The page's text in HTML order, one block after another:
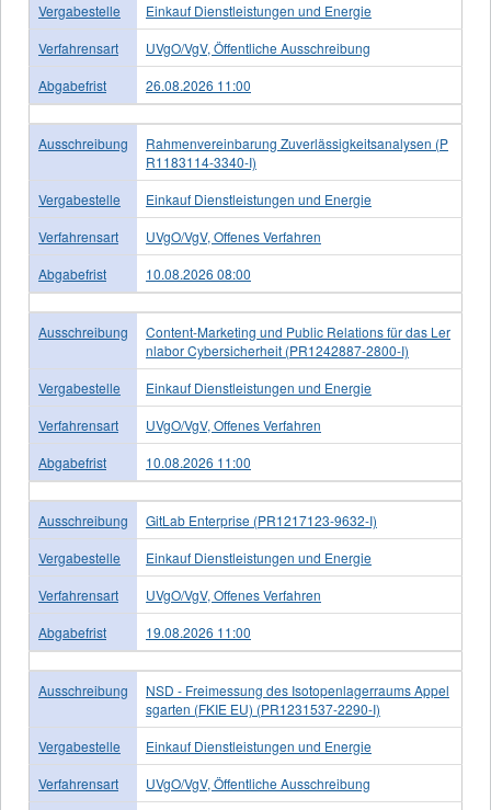
Vergabestelle
Einkauf Dienstleistungen und Energie
Verfahrensart
UVgO/VgV, Öffentliche Ausschreibung
Abgabefrist
26.08.2026 11:00
Ausschreibung
Rahmenvereinbarung Zuverlässigkeitsanalysen (P
R1183114-3340-I)
Vergabestelle
Einkauf Dienstleistungen und Energie
Verfahrensart
UVgO/VgV, Offenes Verfahren
Abgabefrist
10.08.2026 08:00
Ausschreibung
Content-Marketing und Public Relations für das Ler
nlabor Cybersicherheit (PR1242887-2800-I)
Vergabestelle
Einkauf Dienstleistungen und Energie
Verfahrensart
UVgO/VgV, Offenes Verfahren
Abgabefrist
10.08.2026 11:00
Ausschreibung
GitLab Enterprise (PR1217123-9632-I)
Vergabestelle
Einkauf Dienstleistungen und Energie
Verfahrensart
UVgO/VgV, Offenes Verfahren
Abgabefrist
19.08.2026 11:00
Ausschreibung
NSD - Freimessung des Isotopenlagerraums Appel
sgarten (FKIE EU) (PR1231537-2290-I)
Vergabestelle
Einkauf Dienstleistungen und Energie
Verfahrensart
UVgO/VgV, Öffentliche Ausschreibung